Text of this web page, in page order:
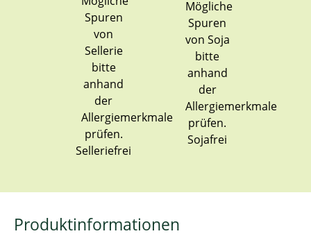
Selleriefrei
Sojafrei
Produktinformationen